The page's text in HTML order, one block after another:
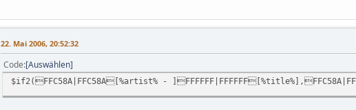
22. Mai 2006, 20:52:32
Code Auswählen
$if2(FFC58A|FFC58A[%artist% -